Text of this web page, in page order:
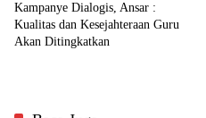
Kampanye Dialogis, Ansar :
Kualitas dan Kesejahteraan Guru
Akan Ditingkatkan